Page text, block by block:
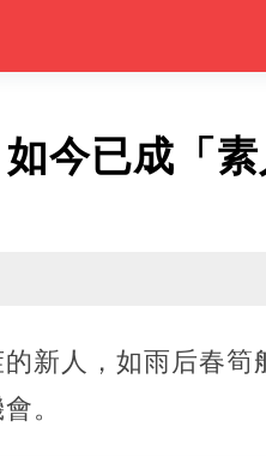
今已成「素
新人，如雨后春筍
。